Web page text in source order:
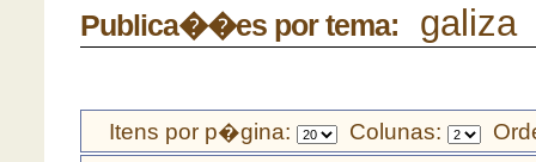
Publica��es por tema: galiza
Itens por p�gina: Colunas: